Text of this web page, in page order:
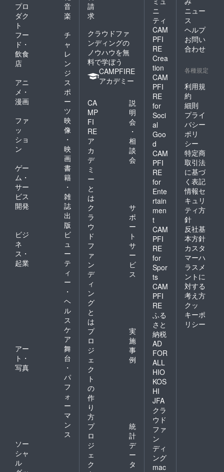
プロ
ダク
ト
音
楽
フー
ド・
飲食
店
チ
ャ
レ
ン
ジ
アニ
メ・
漫画
ス
ポ
ー
ツ
ファ
ッ
ショ
ン
映
像
・
映
画
ゲー
ム・
サー
ビス
開発
書
籍
・
雑
誌
出
版
ビジ
ネ
ス・
起業
ビ
ュ
ー
テ
ィ
ー
・
ヘ
ル
ス
ケ
ア
アー
ト・
写真
舞
台
・
パ
フ
ォ
ー
マ
ン
ス
ソー
シャ
ル
請
求
クラウドファ
ンディングの
ノウハウを無
料で学ぼう
CAMPFIRE
アカデミー
CA
MP
FI
RE
ア
カ
デ
ミ
ー
と
は
説
明
会
・
相
談
会
ク
ラ
ウ
ド
フ
ァ
ン
デ
ィ
ン
グ
と
は
サ
ポ
ー
ト
サ
ー
ビ
ス
プ
ロ
ジ
ェ
ク
ト
の
作
り
方
実
施
事
例
プ
ロ
ジ
ェ
ク
統
計
デ
ー
タ
ニ
ティ
CAM
PFI
RE
Crea
tion
CAM
PFI
RE
for
Soci
al
Goo
d
CAM
PFI
RE
for
Ente
rtain
men
t
CAM
PFI
RE
for
Spor
ts
CAM
PFI
RE
ふる
さと
納税
AD
FOR
ALL
HIO
KOS
HI
JFA
クラ
ウド
ファ
ン
ディ
ング
mac
ニュー
ス
ヘルプ
お問い
合わせ
各種規定
利用規
約
細則
プライ
バシー
ポリ
シー
特定商
取引法
に基づ
く表記
情報セ
キュリ
ティ方
針
反社基
本方針
カスタ
マーハ
ラスメ
ントに
対する
考え方
クッ
キーポ
リシー